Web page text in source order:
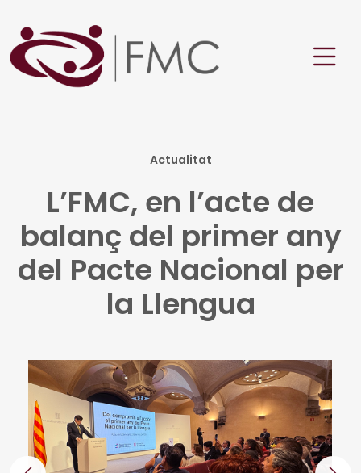
Actualitat
L’FMC, en l’acte de
balanç del primer any
del Pacte Nacional per
la Llengua